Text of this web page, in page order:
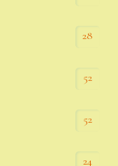
28
52
52
24